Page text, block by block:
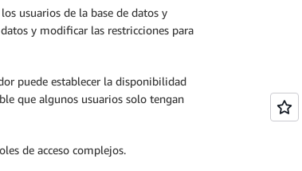
usuarios de la base de datos y
y modificar las restricciones para
puede establecer la disponibilidad
que algunos usuarios solo tengan
de acceso complejos.